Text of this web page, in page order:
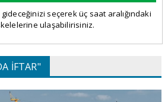
seçerek üç saat aralığındaki
ulaşabilirisiniz.
IFTAR"